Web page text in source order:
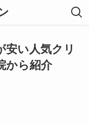
安い人気クリ
から紹介